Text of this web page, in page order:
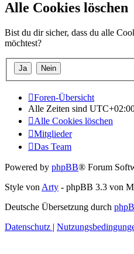
Alle Cookies löschen
Bist du dir sicher, dass du alle
möchtest?
Foren-Übersicht
Alle Zeiten sind
Alle Cookies löschen
Mitglieder
Das Team
Powered by phpBB® Forum
Style vonArty - phpBB 3.3 von
Deutsche Übersetzung durch
Datenschutz |